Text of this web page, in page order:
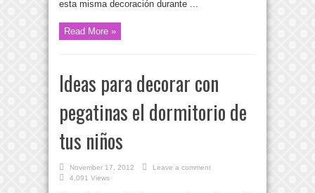
esta misma decoración durante ...
Read More »
Ideas para decorar con
pegatinas el dormitorio de
tus niños
November 17, 2012
Leave a comment
4,091 Views